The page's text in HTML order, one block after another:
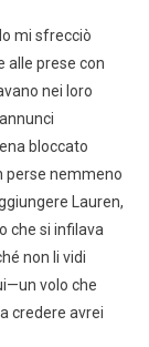
mi sfrecciò
alle prese con
nei loro
bloccato
perse nemmeno
Lauren,
che si infilava
non li vidi
volo che
credere avrei